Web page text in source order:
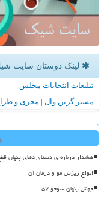
لینک دوستان سایت
تبلیغات انتخابات مجلس
مستر گرین وال | مجری و
هشدار درباره ی دستاوردهای پنهان
انواع ریزش مو و درمان آن
جهش پنهان سوخو ۵۷